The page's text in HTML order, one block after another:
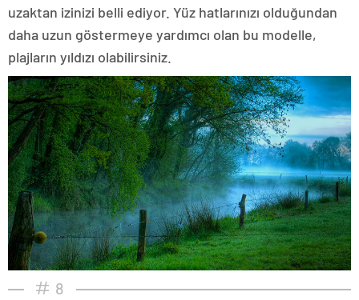
uzaktan izinizi belli ediyor. Yüz hatlarınızı olduğundan
daha uzun göstermeye yardımcı olan bu modelle,
plajların yıldızı olabilirsiniz.
8